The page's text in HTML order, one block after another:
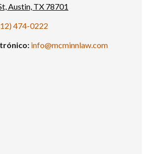
Austin, TX 78701
474-0222
info@mcminnlaw.com